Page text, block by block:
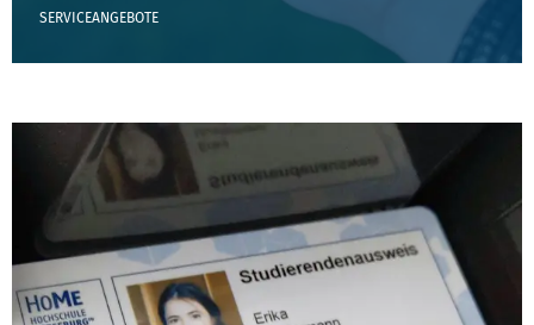
SERVICEANGEBOTE